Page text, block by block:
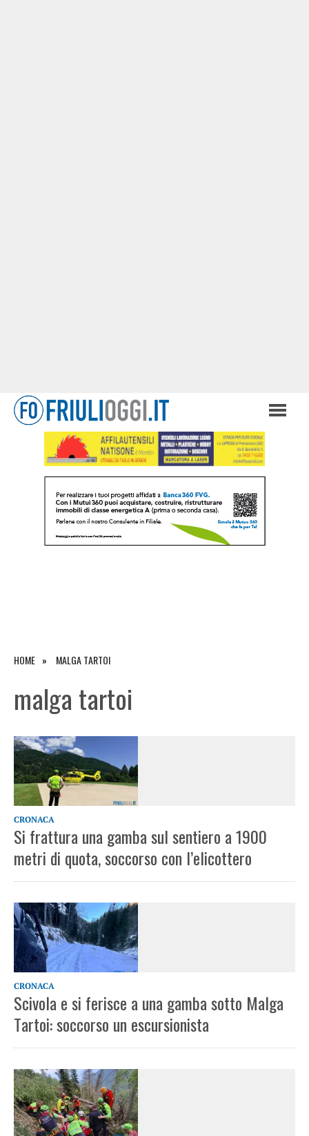
HOME MALGA TARTOI
malga tartoi
CRONACA
Si frattura una gamba sul sentiero a 1900
metri di quota, soccorso con l’elicottero
CRONACA
Scivola e si ferisce a una gamba sotto Malga
Tartoi: soccorso un escursionista